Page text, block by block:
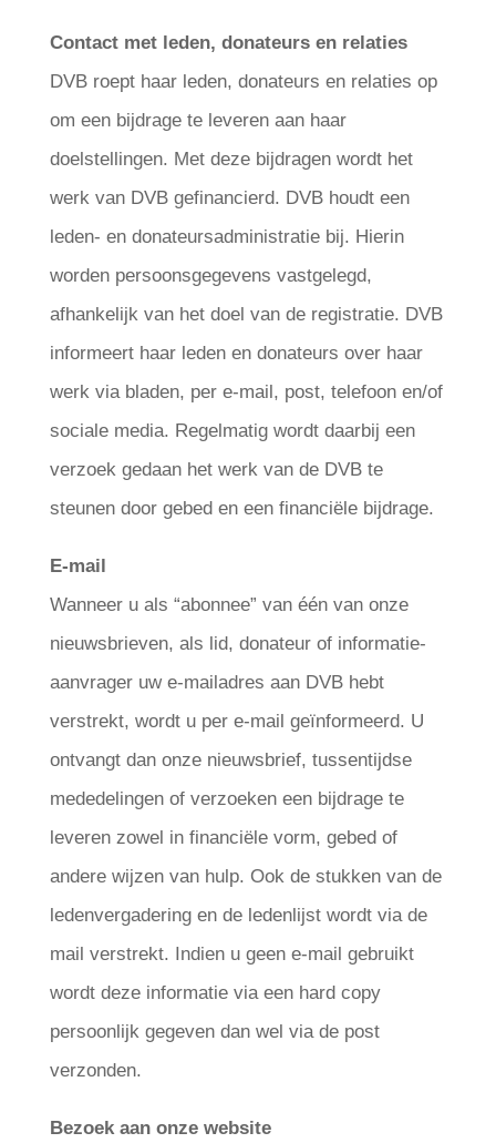
Contact met leden, donateurs en relaties
DVB roept haar leden, donateurs en relaties op
om een bijdrage te leveren aan haar
doelstellingen. Met deze bijdragen wordt het
werk van DVB gefinancierd. DVB houdt een
leden- en donateursadministratie bij. Hierin
worden persoonsgegevens vastgelegd,
afhankelijk van het doel van de registratie. DVB
informeert haar leden en donateurs over haar
werk via bladen, per e-mail, post, telefoon en/of
sociale media. Regelmatig wordt daarbij een
verzoek gedaan het werk van de DVB te
steunen door gebed en een financiële bijdrage.
E-mail
Wanneer u als “abonnee” van één van onze
nieuwsbrieven, als lid, donateur of informatie-
aanvrager uw e-mailadres aan DVB hebt
verstrekt, wordt u per e-mail geïnformeerd. U
ontvangt dan onze nieuwsbrief, tussentijdse
mededelingen of verzoeken een bijdrage te
leveren zowel in financiële vorm, gebed of
andere wijzen van hulp. Ook de stukken van de
ledenvergadering en de ledenlijst wordt via de
mail verstrekt. Indien u geen e-mail gebruikt
wordt deze informatie via een hard copy
persoonlijk gegeven dan wel via de post
verzonden.
Bezoek aan onze website